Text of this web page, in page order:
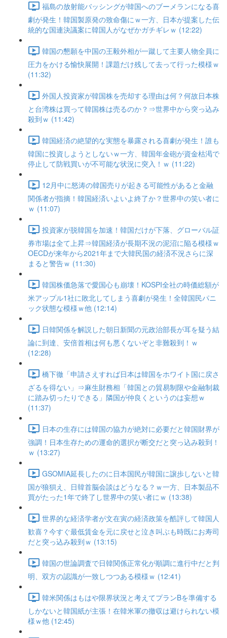
福島の放射能バッシングが韓国へのブーメランになる喜
劇が発生！韓国製原発の致命傷にｗ一方、日本が提案した伝
統的な国連決議案に韓国人がなぜかガチギレｗ (12:22)
韓国の懇願を中国の王毅外相が一蹴して主要人物全員に
圧力をかける愉快展開！課題だけ残して去って行った模様ｗ
(11:32)
外国人投資家が韓国株を売却する理由は何？何故日本株
と台湾株は買って韓国株は売るのか？⇒世界中から突っ込み
殺到ｗ (11:42)
韓国経済の絶望的な実態を暴露される喜劇が発生！誰も
韓国に投資しようとしないｗ一方、韓国年金砲が資金枯渇で
停止して防戦買いが不可能な状況に突入！ｗ (11:22)
12月中に怒涛の韓国売りが起きる可能性があると金融
関係者が指摘！韓国経済いよいよ終了か？世界中の笑い者に
ｗ (11:07)
投資家が脱韓国を加速！韓国だけが下落、グローバル証
券市場は全て上昇⇒韓国経済が長期不況の泥沼に陥る模様ｗ
OECDが来年から2021年まで大韓民国の経済不況さらに深
まると警告ｗ (11:30)
韓国株価急落で愛国心も崩壊！KOSPI全社の時価総額が
米アップル1社に敗北してしまう喜劇が発生！全韓国民パニ
ック状態な模様ｗ他 (12:14)
日韓関係を解説した朝日新聞の元政治部長が耳を疑う結
論に到達、安倍首相は何も悪くないぞと非難殺到！ｗ
(12:28)
橋下徹「申請さえすれば日本は韓国をホワイト国に戻さ
ざるを得ない」⇒麻生財務相「韓国との貿易制限や金融制裁
に踏み切ったりできる」隣国が仲良くというのは妄想ｗ
(11:37)
日本の生存には韓国の協力が絶対に必要だと韓国財界が
強調！日本生存ための運命的選択が断交だと突っ込み殺到！
ｗ (13:27)
GSOMIA延長したのに日本国民が韓国に譲歩しないと韓
国が狼狽え、日韓首脳会談はどうなる？ｗ一方、日本製品不
買がたった1年で終了し世界中の笑い者にｗ (13:38)
世界的な経済学者が文在寅の経済政策を酷評して韓国人
歓喜？今すぐ最低賃金を元に戻せと泣き叫ぶも時既にお寿司
だと突っ込み殺到ｗ (13:15)
韓国の世論調査で日韓関係正常化が順調に進行中だと判
明、双方の認識が一致しつつある模様ｗ (12:41)
韓米関係はもはや限界状況と考えてプランBを準備する
しかないと韓国紙が主張！在韓米軍の撤収は避けられない模
様ｗ他 (12:45)